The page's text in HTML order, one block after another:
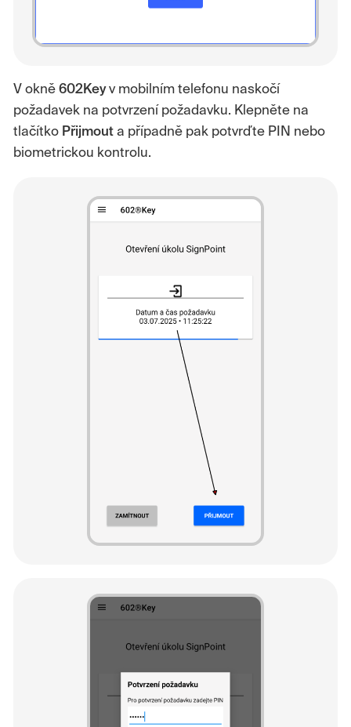
V okně 602Keyv mobilním telefonu naskočí
požadavek na potvrzení požadavku. Klepněte na
tlačítko Přijmout a případně pak potvrďte PIN nebo
biometrickou kontrolu.